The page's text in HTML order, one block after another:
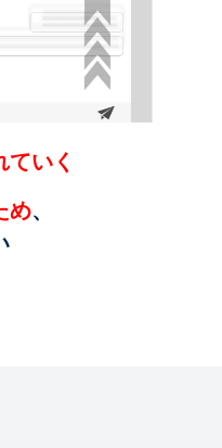
いく
め、